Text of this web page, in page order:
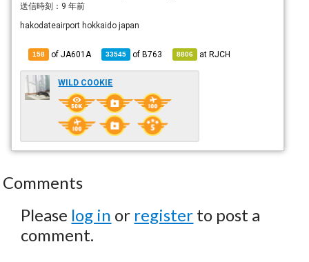
送信時刻： 9 年前
hakodateairport hokkaido japan
158 of JA601A 33545 ofB763 8806 atRJCH
WILD COOKIE
Comments
Please log in or register to post a
comment.